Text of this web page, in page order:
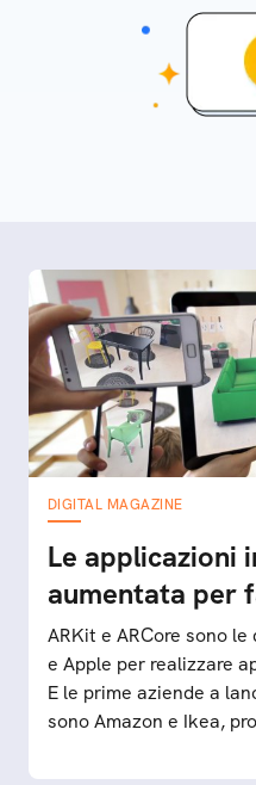
DIGITAL MAGAZINE
Le applicazioni
aumentata per
ARKit e ARCore sono
e Apple per realizzare
E le prime aziende a
sono Amazon e Ikea,